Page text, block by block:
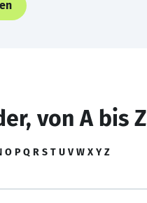
von A bis Z
O P Q R S T U V W X Y Z